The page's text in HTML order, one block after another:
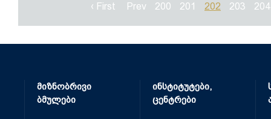
‹ First Prev 200 201 202 203 204
მიზნობრივი
ბმულები
ინსტიტუტები,
ცენტრები